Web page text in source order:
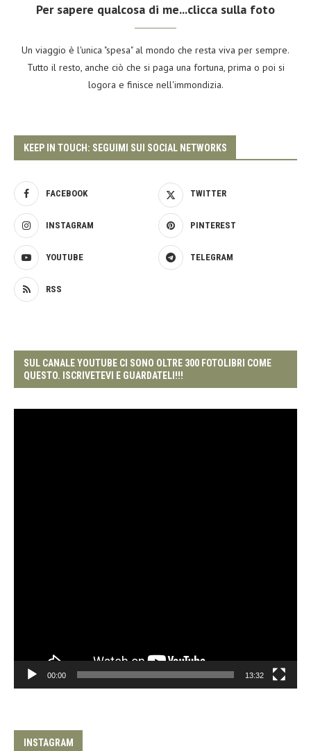
Per sapere qualcosa di me...clicca sulla foto
Un viaggio è l'unica "spesa" al mondo che resta viva per sempre.
Tutto il resto, anche ciò che si paga una fortuna, prima o poi si
logora e finisce nell'immondizia.
KEEP IN TOUCH: SEGUIMI SUI SOCIAL NETWORKS
FACEBOOK TWITTER
INSTAGRAM PINTEREST
YOUTUBE TELEGRAM
RSS
SUL CANALE YOUTUBE CI SONO OLTRE 300 FOTOLIBRI COME
QUESTO. ISCRIVETEVI E GUARDATELI!!!
00:00 13:32
INSTAGRAM